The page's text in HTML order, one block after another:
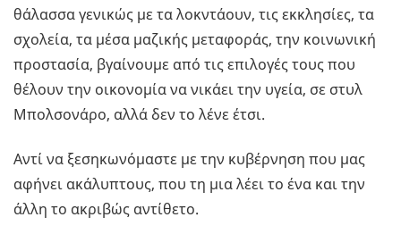
θάλασσα γενικώς με τα λοκντάουν, τις εκκλησίες, τα
σχολεία, τα μέσα μαζικής μεταφοράς, την κοινωνική
προστασία, βγαίνουμε από τις επιλογές τους που
θέλουν την οικονομία να νικάει την υγεία, σε στυλ
Μπολσονάρο, αλλά δεν το λένε έτσι.
Αντί να ξεσηκωνόμαστε με την κυβέρνηση που μας
αφήνει ακάλυπτους, που τη μια λέει το ένα και την
άλλη το ακριβώς αντίθετο.